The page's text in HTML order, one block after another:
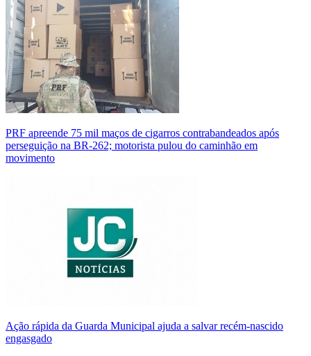
PRF apreende 75 mil maços de cigarros contrabandeados após
perseguição na BR-262; motorista pulou do caminhão em
movimento
Ação rápida da Guarda Municipal ajuda a salvar recém-nascido
engasgado